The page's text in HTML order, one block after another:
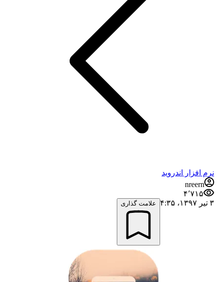
نرم افزار اندروید
nreern
۴٬۷۱۵
۳ تیر ۱۳۹۷،‏ ۴:۳۵
علامت گذاری